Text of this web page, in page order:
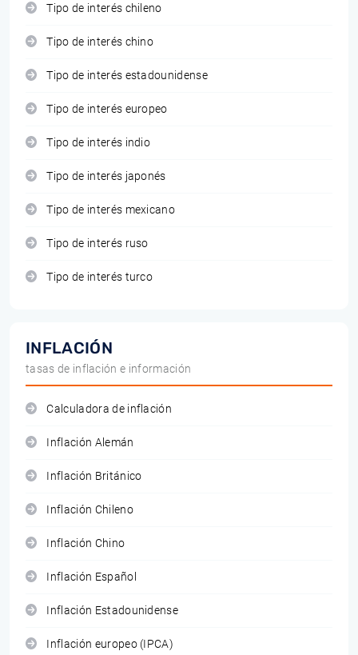
Tipo de interés chileno
Tipo de interés chino
Tipo de interés estadounidense
Tipo de interés europeo
Tipo de interés indio
Tipo de interés japonés
Tipo de interés mexicano
Tipo de interés ruso
Tipo de interés turco
INFLACIÓN
tasas de inflación e información
Calculadora de inflación
Inflación Alemán
Inflación Británico
Inflación Chileno
Inflación Chino
Inflación Español
Inflación Estadounidense
Inflación europeo (IPCA)